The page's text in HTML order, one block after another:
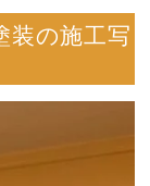
装の施工写